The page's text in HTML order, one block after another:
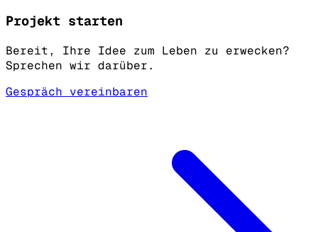
Projekt starten
Bereit, Ihre Idee zum Leben zu erwecken?
Sprechen wir darüber.
Gespräch vereinbaren